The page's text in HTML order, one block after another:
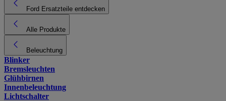
Ford Ersatzteile entdecken
Alle Produkte
Beleuchtung
Blinker
Bremsleuchten
Glühbirnen
Innenbeleuchtung
Lichtschalter